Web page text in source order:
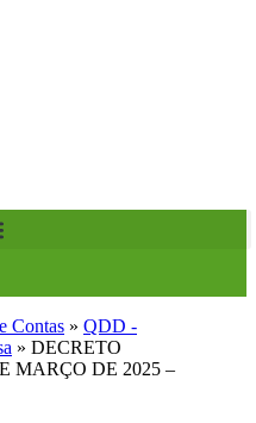
Contas » QDD -
» DECRETO
MARÇO DE 2025 –